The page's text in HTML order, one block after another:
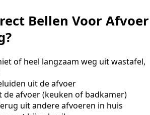
Bellen Voor Afvoer
of heel langzaam weg uit wastafel,
uit de afvoer
de afvoer (keuken of badkamer)
uit andere afvoeren in huis